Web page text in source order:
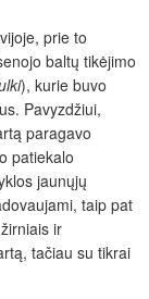
prie to
baltų tikėjimo
), kurie buvo
Pavyzdžiui,
paragavo
patiekalo
jaunųjų
taip pat
ir
tačiau su tikrai